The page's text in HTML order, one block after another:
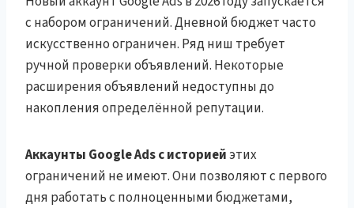
с набором ограничений. Дневной бюджет часто
искусственно ограничен. Ряд ниш требует
ручной проверки объявлений. Некоторые
расширения объявлений недоступны до
накопления определённой репутации.
Аккаунты Google Ads с историейэтих
ограничений не имеют. Они позволяют с первого
дня работать с полноценными бюджетами,